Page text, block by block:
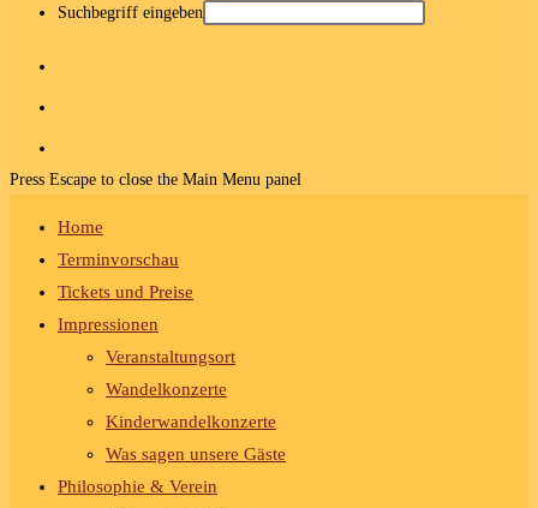
Suchbegriff eingeben
Press Escape to close the Main Menu panel
Home
Terminvorschau
Tickets und Preise
Impressionen
Veranstaltungsort
Wandelkonzerte
Kinderwandelkonzerte
Was sagen unsere Gäste
Philosophie & Verein